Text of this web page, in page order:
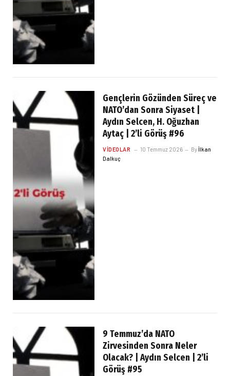
Gençlerin Gözünden Süreç ve
NATO’dan Sonra Siyaset |
Aydın Selcen, H. Oğuzhan
Aytaç | 2’li Görüş #96
VIDEOLAR 10 Temmuz 2026 Byİlkan
Dalkuç
9 Temmuz’da NATO
Zirvesinden Sonra Neler
Olacak? | Aydın Selcen | 2’li
Görüş #95